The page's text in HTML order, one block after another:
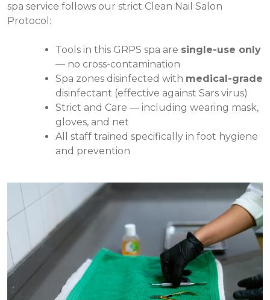
spa service follows our strict Clean Nail Salon
Protocol:
Tools in this GRPS spa are single-use only
— no cross-contamination
Spa zones disinfected with medical-grade
disinfectant (effective against Sars virus)
Strict and Care — including wearing mask,
gloves, and net
All staff trained specifically in foot hygiene
and prevention